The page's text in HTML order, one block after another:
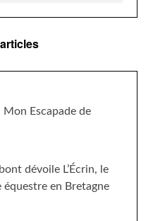
Mon Escapade de
dévoile L’Écrin, le
équestre en Bretagne